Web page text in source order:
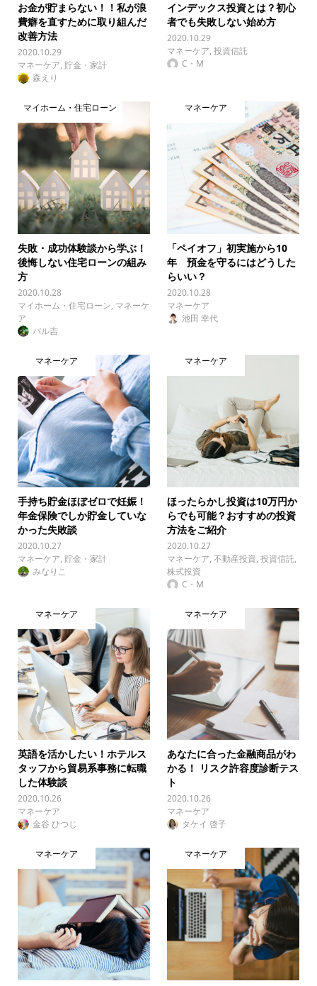
お金が貯まらない！！私が浪
費癖を直すために取り組んだ
改善方法
2020.10.29
マネーケア, 貯金・家計
森えり
インデックス投資とは？初心
者でも失敗しない始め方
2020.10.29
マネーケア,投資信託
C・M
マイホーム・住宅ローン
失敗・成功体験談から学ぶ！
後悔しない住宅ローンの組み
方
2020.10.28
マイホーム・住宅ローン, マネーケ
ア
パル吉
マネーケア
「ペイオフ」初実施から10
年 預金を守るにはどうした
らいい？
2020.10.28
マネーケア
池田 幸代
マネーケア
手持ち貯金ほぼゼロで妊娠！
年金保険でしか貯金していな
かった失敗談
2020.10.27
マネーケア, 貯金・家計
みなりこ
マネーケア
ほったらかし投資は10万円か
らでも可能？おすすめの投資
方法をご紹介
2020.10.27
マネーケア,不動産投資,投資信託,
株式投資
C・M
マネーケア
英語を活かしたい！ホテルス
タッフから貿易系事務に転職
した体験談
2020.10.26
マネーケア
金谷 ひつじ
マネーケア
あなたに合った金融商品がわ
かる！ リスク許容度診断テス
ト
2020.10.26
マネーケア
タケイ 啓子
マネーケア マネーケア